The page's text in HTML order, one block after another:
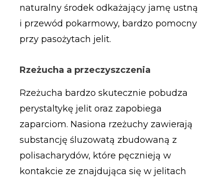
naturalny środek odkażający jamę ustną
i przewód pokarmowy, bardzo pomocny
przy pasożytach jelit.
Rzeżucha a przeczyszczenia
Rzeżucha bardzo skutecznie pobudza
perystaltykę jelit oraz zapobiega
zaparciom. Nasiona rzeżuchy zawierają
substancję śluzowatą zbudowaną z
polisacharydów, które pęcznieją w
kontakcie ze znajdująca się w jelitach